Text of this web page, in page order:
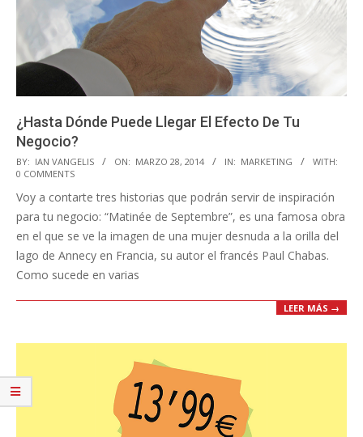
¿Hasta Dónde Puede Llegar El Efecto De Tu
Negocio?
2014-
03-
28
BY: IAN VANGELIS ON: MARZO 28, 2014 IN: MARKETING
WITH:
0 COMMENTS
Voy a contarte tres historias que podrán servir de inspiración
para tu negocio: “Matinée de Septembre”, es una famosa obra
en el que se ve la imagen de una mujer desnuda a la orilla del
lago de Annecy en Francia, su autor el francés Paul Chabas.
Como sucede en varias
LEER MÁS →